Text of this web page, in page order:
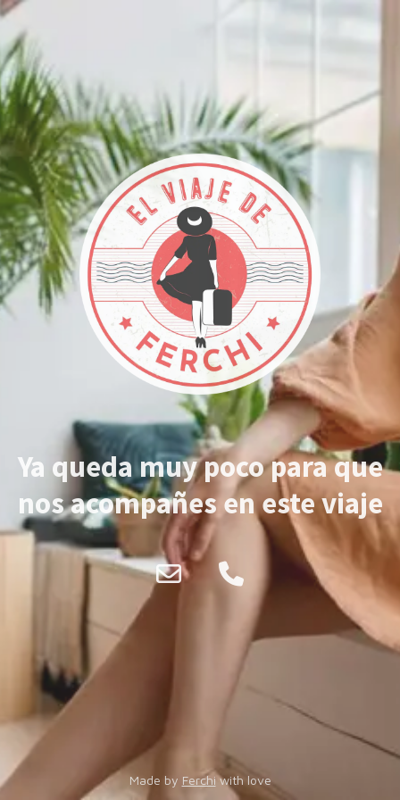
Ya queda muy poco para que
nos acompañes en este viaje
Made by Ferchiwith love